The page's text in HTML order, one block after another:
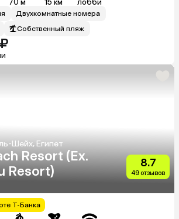
70 м 15 км лобби
Двухкомнатные номера
Собственный пляж
Шейх, Египет
Resort (Ex.
Resort)
8.7
49 отзывов
Т-Банка